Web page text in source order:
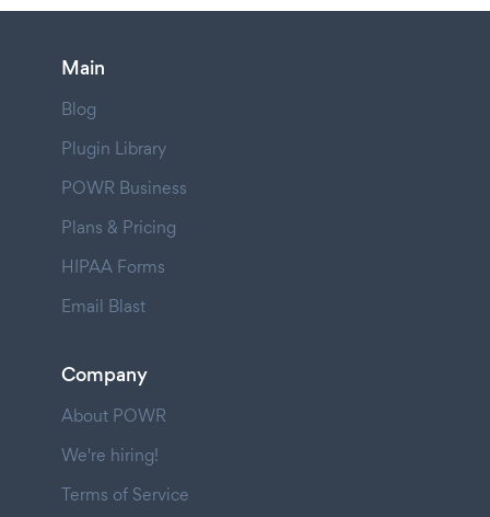
Main
Blog
Plugin Library
POWR Business
Plans & Pricing
HIPAA Forms
Email Blast
Company
About POWR
We're hiring!
Terms of Service